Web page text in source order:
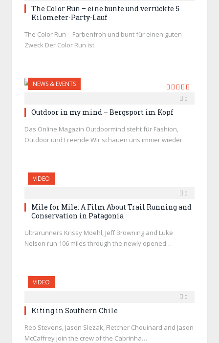
The Color Run – eine bunte und verrückte 5
Kilometer-Party-Lauf
The Color Run – Farbenfroh und bunt für einen guten
Zweck Der Color Run ist…
NEWS & EVENTS
0
Outdoor in my mind – Bergsport im Kopf
Das Online Magazin Outdoormind steht für Fashion,
Outdoor und Freeride Wir schauen uns immer wieder…
VIDEO
0
Mile for Mile: A Film About Trail Running and
Conservation in Patagonia
Ultrarunners Krissy Moehl, Jeff Browning and Luke
Nelson run 106 miles through the newly opened…
VIDEO
0
Kiting in Southern Chile
Reo Stevens, Jason Slezak, Fletcher Chouinard and Jason
McCaffrey join the crew of the Cabrinha…